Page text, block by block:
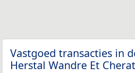
Vastgoed transacties in
Herstal Wandre Et